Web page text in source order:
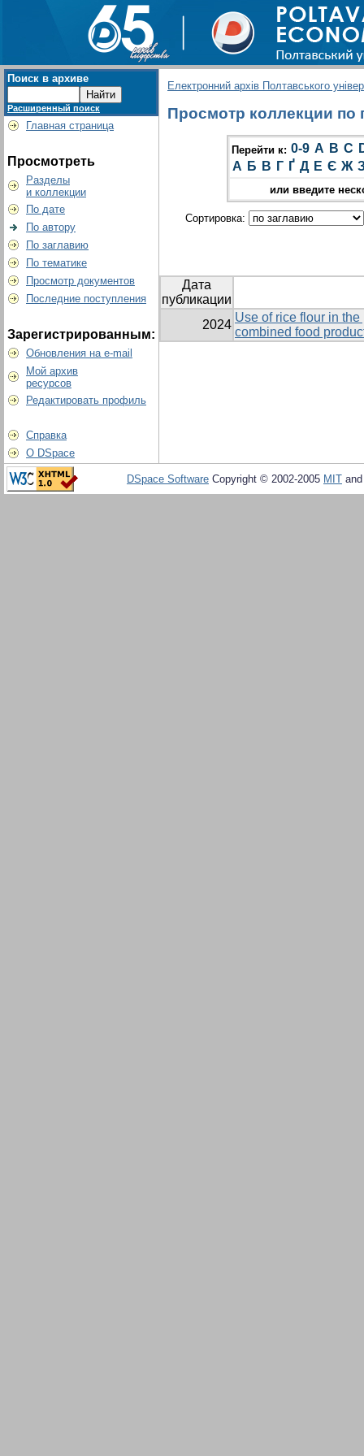
Поиск в архиве
Расширенный поиск
Главная страница
Просмотреть
Разделы
и коллекции
По дате
По автору
По заглавию
По тематике
Просмотр документов
Последние поступления
Зарегистрированным:
Обновления на e-mail
Мой архив
ресурсов
Редактировать профиль
Справка
О DSpace
Електронний архів Полтавського
Просмотр коллекции по
Перейти к: 0-9 A B C
А Б В Г Ґ Д Е Є Ж
или введите
Сортировка:
Дата
публикации
2024
Use of rice flour in
combined food
DSpace Software Copyright © 2002-2005 MIT